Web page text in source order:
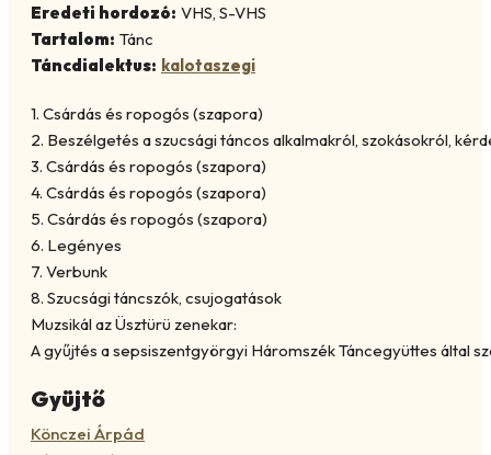
Eredeti hordozó: VHS, S-VHS
Tartalom: Tánc
Táncdialektus: kalotaszegi
1. Csárdás és ropogós (szapora)
2. Beszélgetés a szucsági táncos alkalmakról, szokásokról,
3. Csárdás és ropogós (szapora)
4. Csárdás és ropogós (szapora)
5. Csárdás és ropogós (szapora)
6. Legényes
7. Verbunk
8. Szucsági táncszók, csujogatások
Muzsikál az Üsztürü zenekar:
A gyűjtés a sepsiszentgyörgyi Háromszék Táncegyüttes által
Gyüjtő
Könczei Árpád